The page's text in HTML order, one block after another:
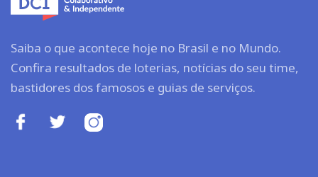
Saiba o que acontece hoje no Brasil e no Mundo.
Confira resultados de loterias, notícias do seu time,
bastidores dos famosos e guias de serviços.